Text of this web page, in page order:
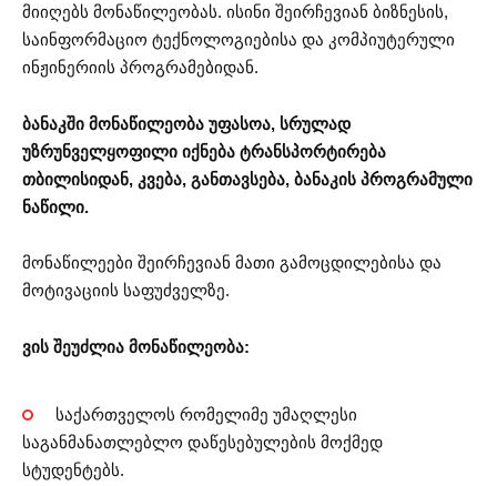
მიიღებს მონაწილეობას. ისინი შეირჩევიან ბიზნესის,
საინფორმაციო ტექნოლოგიებისა და კომპიუტერული
ინჟინერიის პროგრამებიდან.
ბანაკში მონაწილეობა უფასოა, სრულად
უზრუნველყოფილი იქნება ტრანსპორტირება
თბილისიდან, კვება, განთავსება, ბანაკის პროგრამული
ნაწილი.
მონაწილეები შეირჩევიან მათი გამოცდილებისა და
მოტივაციის საფუძველზე.
ვის შეუძლია მონაწილეობა:
საქართველოს რომელიმე უმაღლესი
საგანმანათლებლო დაწესებულების მოქმედ
სტუდენტებს.